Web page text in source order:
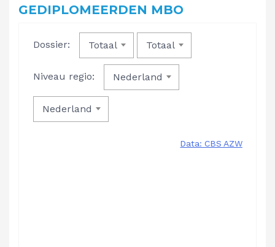
GEDIPLOMEERDEN MBO